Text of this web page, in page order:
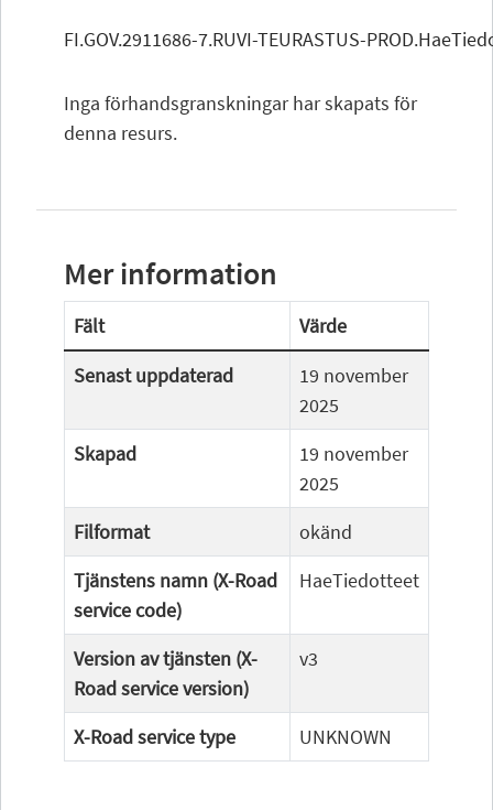
FI.GOV.2911686-7.RUVI-TEURASTUS-
Inga förhandsgranskningar har skapats för
denna resurs.
Mer information
Fält
Värde
Senast uppdaterad
19 november
2025
Skapad
19 november
2025
Filformat
okänd
Tjänstens namn (X-Road
service code)
HaeTiedotteet
Version av tjänsten (X-
Road service version)
v3
X-Road service type UNKNOWN